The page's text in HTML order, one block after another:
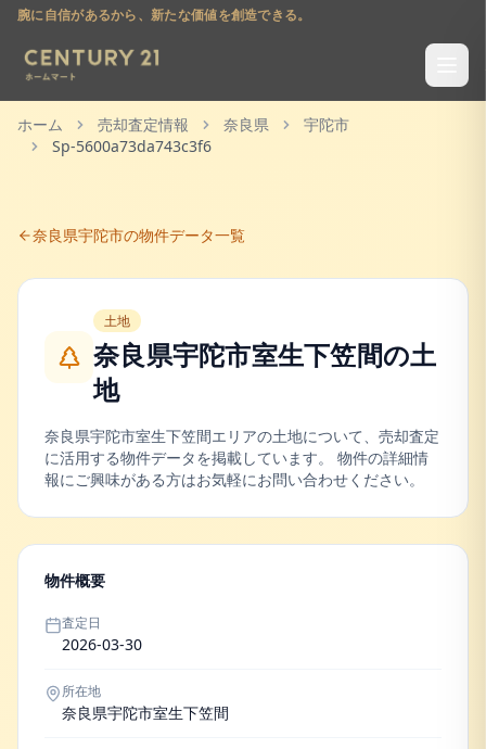
腕に自信があるから、新たな価値を創造できる。
ホーム 売却査定情報 奈良県
宇陀市
Sp-5600a73da743c3f6
奈良県宇陀市の物件データ一覧
土地
奈良県宇陀市室生下笠間の土
地
奈良県宇陀市室生下笠間エリアの土地について、売却査定
に活用する物件データを掲載しています。 物件の詳細情
報にご興味がある方はお気軽にお問い合わせください。
物件概要
査定日
2026-03-30
所在地
奈良県宇陀市室生下笠間